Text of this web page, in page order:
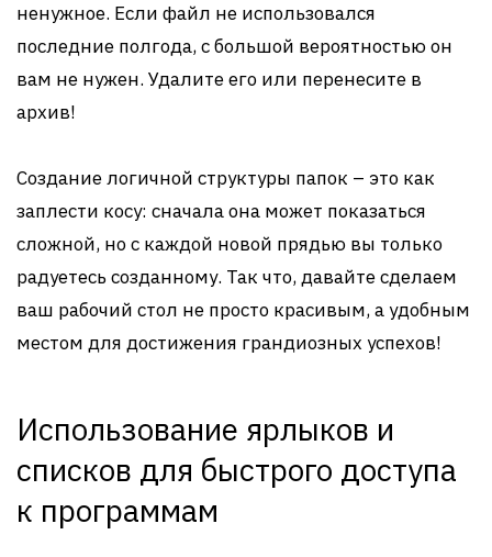
ненужное. Если файл не использовался
последние полгода, с большой вероятностью он
вам не нужен. Удалите его или перенесите в
архив!
Создание логичной структуры папок – это как
заплести косу: сначала она может показаться
сложной, но с каждой новой прядью вы только
радуетесь созданному. Так что, давайте сделаем
ваш рабочий стол не просто красивым, а удобным
местом для достижения грандиозных успехов!
Использование ярлыков и
списков для быстрого доступа
к программам